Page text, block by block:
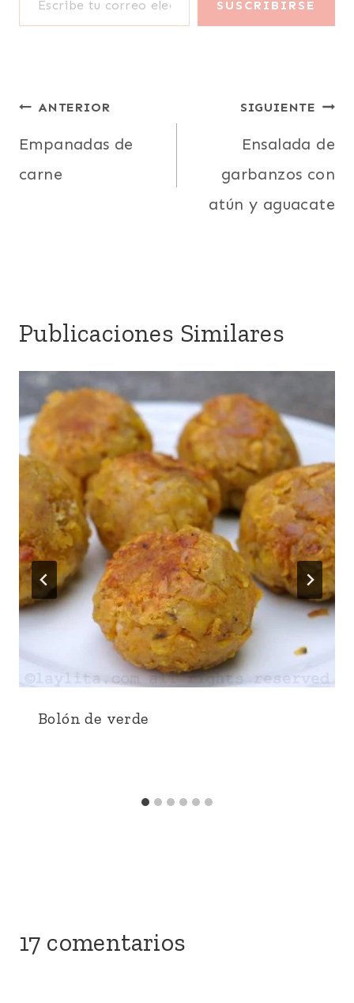
SUSCRIBIRSE
Navegación
de
entradas
ANTERIOR
Empanadas de
carne
SIGUIENTE
Ensalada de
garbanzos con
atún y aguacate
Publicaciones Similares
Bolón de verde
17 comentarios